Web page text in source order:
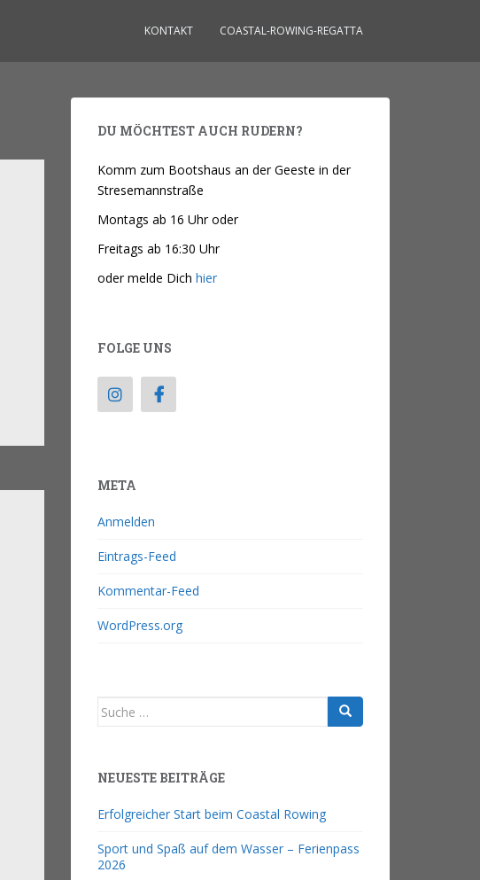
KONTAKT COASTAL-ROWING-REGATTA
DU MÖCHTEST AUCH RUDERN?
Komm zum Bootshaus an der Geeste in der
Stresemannstraße
Montags ab 16 Uhr oder
Freitags ab 16:30 Uhr
oder melde Dich hier
FOLGE UNS
META
Anmelden
Eintrags-Feed
Kommentar-Feed
WordPress.org
NEUESTE BEITRÄGE
Erfolgreicher Start beim Coastal Rowing
Sport und Spaß auf dem Wasser – Ferienpass
2026